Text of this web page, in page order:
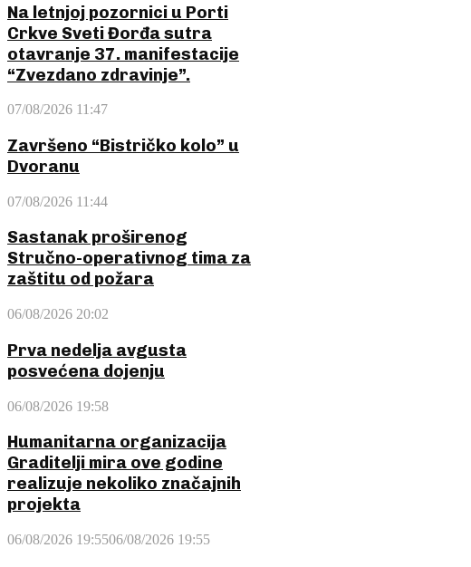
Na letnjoj pozornici u Porti
Crkve Sveti Đorđa sutra
otavranje 37. manifestacije
“Zvezdano zdravinje”.
07/08/2026 11:47
Završeno “Bistričko kolo” u
Dvoranu
07/08/2026 11:44
Sastanak proširenog
Stručno-operativnog tima za
zaštitu od požara
06/08/2026 20:02
Prva nedelja avgusta
posvećena dojenju
06/08/2026 19:58
Humanitarna organizacija
Graditelji mira ove godine
realizuje nekoliko značajnih
projekta
06/08/2026 19:5506/08/2026 19:55